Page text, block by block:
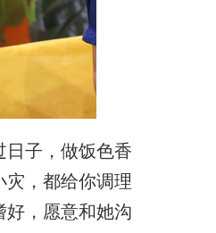
子，做饭色香
，都给你调理
好，愿意和她沟